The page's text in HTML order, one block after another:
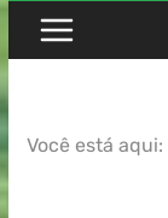
Você está aqui: